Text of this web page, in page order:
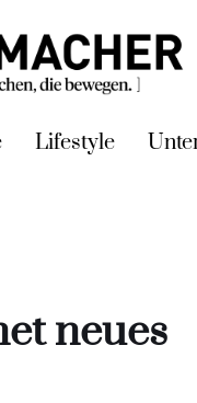
Lifestyle
neues